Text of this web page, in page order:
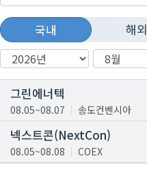
국내 해외
그린에너텍
08.05~08.07 송도컨벤시아
넥스트콘(NextCon)
08.05~08.08 COEX